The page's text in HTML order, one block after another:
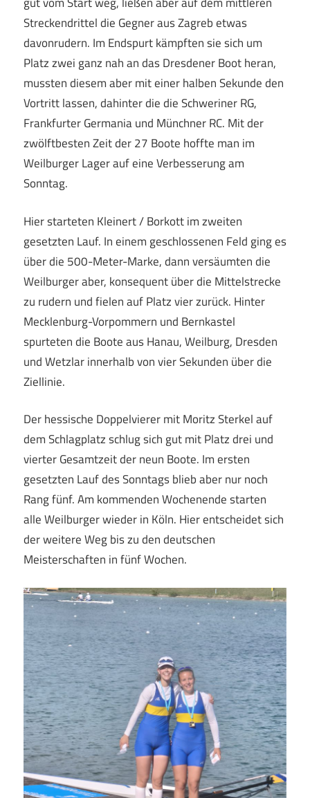
Streckendrittel die Gegner aus Zagreb etwas
davonrudern. Im Endspurt kämpften sie sich um
Platz zwei ganz nah an das Dresdener Boot heran,
mussten diesem aber mit einer halben Sekunde den
Vortritt lassen, dahinter die die Schweriner RG,
Frankfurter Germania und Münchner RC. Mit der
zwölftbesten Zeit der 27 Boote hoffte man im
Weilburger Lager auf eine Verbesserung am
Sonntag.
Hier starteten Kleinert / Borkott im zweiten
gesetzten Lauf. In einem geschlossenen Feld ging es
über die 500-Meter-Marke, dann versäumten die
Weilburger aber, konsequent über die Mittelstrecke
zu rudern und fielen auf Platz vier zurück. Hinter
Mecklenburg-Vorpommern und Bernkastel
spurteten die Boote aus Hanau, Weilburg, Dresden
und Wetzlar innerhalb von vier Sekunden über die
Ziellinie.
Der hessische Doppelvierer mit Moritz Sterkel auf
dem Schlagplatz schlug sich gut mit Platz drei und
vierter Gesamtzeit der neun Boote. Im ersten
gesetzten Lauf des Sonntags blieb aber nur noch
Rang fünf. Am kommenden Wochenende starten
alle Weilburger wieder in Köln. Hier entscheidet sich
der weitere Weg bis zu den deutschen
Meisterschaften in fünf Wochen.